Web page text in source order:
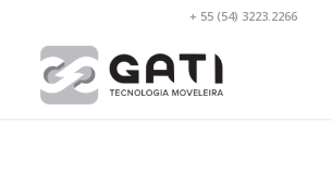
+ 55 (54) 3223.2266